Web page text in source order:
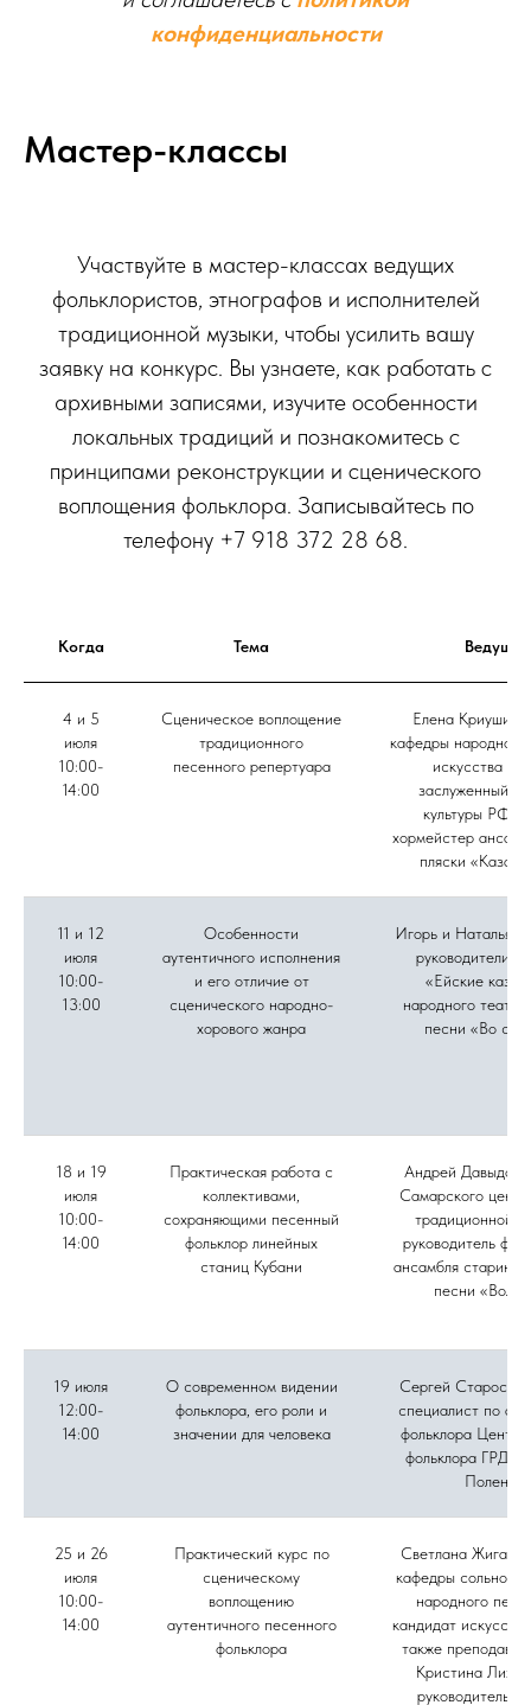
конфиденциальности
Мастер-классы
Участвуйте в мастер-классах ведущих
фольклористов, этнографов и исполнителей
традиционной музыки, чтобы усилить вашу
заявку на конкурс. Вы узнаете, как работать с
архивными записями, изучите особенности
локальных традиций и познакомитесь с
принципами реконструкции и сценического
воплощения фольклора. Записывайтесь по
телефону +7 918 372 28 68.
Когда Тема Ведущие
4 и 5
июля
10:00-
14:00
Сценическое воплощение
традиционного
песенного репертуара
Елена
кафедры народного
искусства
заслуженный
культуры РФ,
хормейстер
пляски
11 и 12
июля
10:00-
13:00
Особенности
аутентичного исполнения
и его отличие от
сценического народно-
хорового жанра
Игорь и Наталья
руководители
«Ейские
народного театра
песни «Во
18 и 19
июля
10:00-
14:00
Практическая работа с
коллективами,
сохраняющими песенный
фольклор линейных
станиц Кубани
Андрей Давыдов,
Самарского
традиционной
руководитель
ансамбля
песни
19 июля
12:00-
14:00
О современном видении
фольклора, его роли и
значении для человека
Сергей
специалист по
фольклора Центра
фольклора
Поленова
25 и 26
июля
10:00-
14:00
Практический курс по
сценическому
воплощению
аутентичного песенного
фольклора
Светлана
кафедры сольного
народного
кандидат
также
Кристина
руководитель